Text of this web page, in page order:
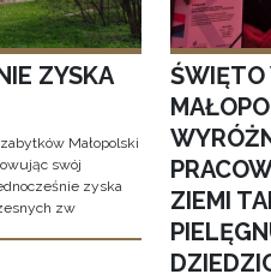
ZYSKA
Małopolski
swój
zyska
zw
ZIEMI